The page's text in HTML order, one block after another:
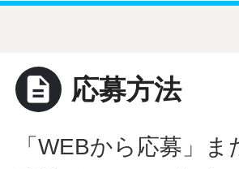
description 応募方法
「WEBから応募」